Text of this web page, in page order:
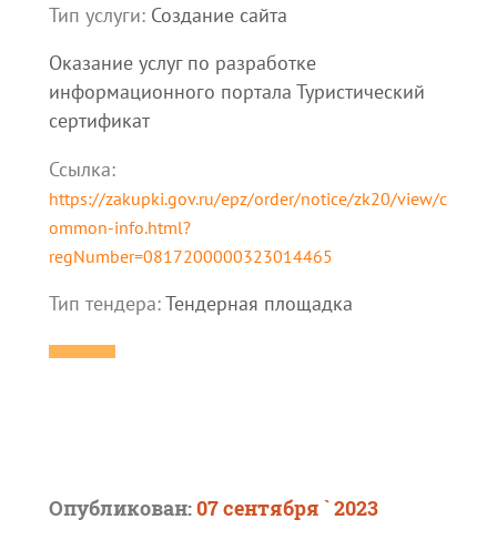
Тип услуги: Создание сайта
Оказание услуг по разработке
информационного портала Туристический
сертификат
Ссылка:
https://zakupki.gov.ru/epz/order/notice/zk20/view/c
ommon-info.html?
regNumber=0817200000323014465
Тип тендера:Тендерная площадка
Опубликован:07 сентября ` 2023